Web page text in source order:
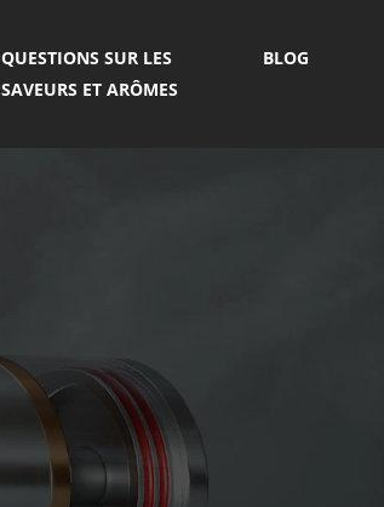
QUESTIONS SUR LES
SAVEURS ET ARÔMES
BLOG